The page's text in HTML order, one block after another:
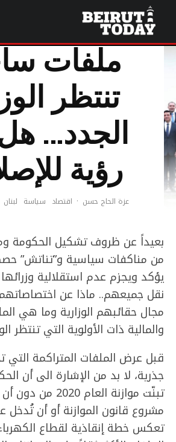
ملفات
تنتظر
الجدد…
رؤية
عزة الحاج حسن · اقتصاد سياسة لبنان
بعيداً عن ظروف تشكيل الحكومة
من مناكفات سياسية و”تناتش”
يؤكد ويجزم عدم استقلالية
نقل جميعهم.. ماذا عن
مجال حقائبهم الوزارية وما هي
والمالية ذات الأولوية التي تنتظر
قبل عرض الملفات المتراكمة التي
جذرية، لا بد من الإشارة الى أن
تبنّت موازنة
مشروع قانون الموازنة أو أن تُدخل
تعكس خطة إنقاذية لقطاع